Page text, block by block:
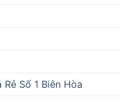
Số 1 Biên Hòa